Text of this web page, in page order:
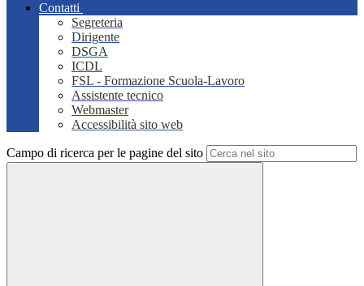
Contatti
Segreteria
Dirigente
DSGA
ICDL
FSL - Formazione Scuola-Lavoro
Assistente tecnico
Webmaster
Accessibilità sito web
Campo di ricerca per le pagine del sito